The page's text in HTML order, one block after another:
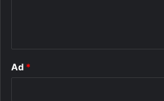
Ad *